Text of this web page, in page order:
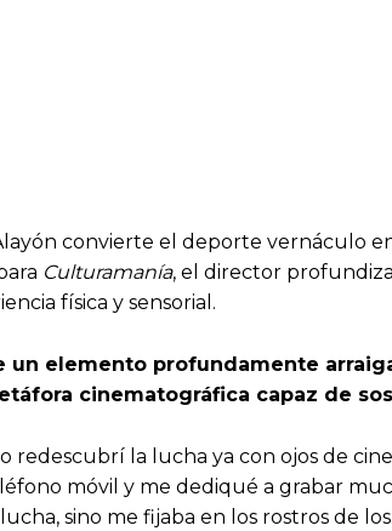
convierte el deporte vernáculo
Culturamanía, el director
física y sensorial.
un elemento profundamente
cinematográfica capaz de
redescubrí la lucha ya con ojos de
móvil y me dediqué a grabar
sino me fijaba en los rostros de